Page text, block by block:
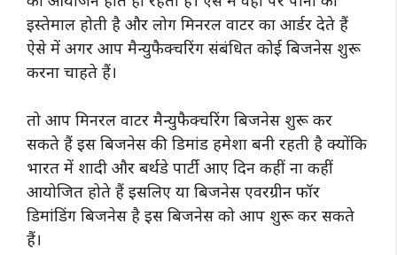
इस्तेमाल होती है और लोग मिनरल वाटर का आर्डर देते हैं
ऐसे में अगर आप मैन्युफैक्चरिंग संबंधित कोई बिजनेस शुरू
करना चाहते हैं।
तो आप मिनरल वाटर मैन्युफैक्चरिंग बिजनेस शुरू कर
सकते हैं इस बिजनेस की डिमांड हमेशा बनी रहती है क्योंकि
भारत में शादी और बर्थडे पार्टी आए दिन कहीं ना कहीं
आयोजित होते हैं इसलिए या बिजनेस एवरग्रीन फॉर
डिमांडिंग बिजनेस है इस बिजनेस को आप शुरू कर सकते
हैं।